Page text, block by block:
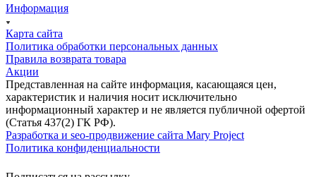
Информация
Карта сайта
Политика обработки персональных данных
Правила возврата товара
Акции
Представленная на сайте информация, касающаяся цен,
характеристик и наличия носит исключительно
информационный характер и не является публичной офертой
(Статья 437(2) ГК РФ).
Разработка и seo-продвижение сайта Mary Project
Политика конфиденциальности